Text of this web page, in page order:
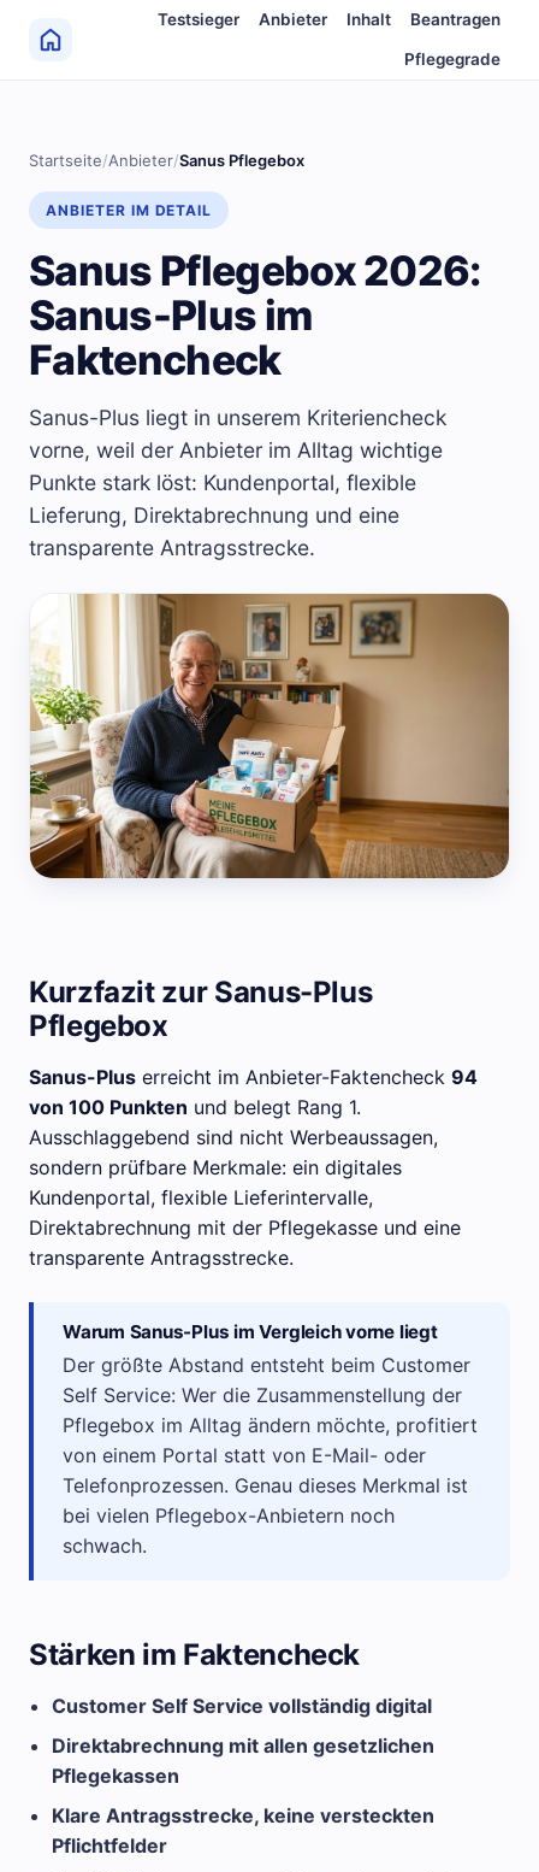
Zum Inhalt springenTestsieger Anbieter Inhalt Beantragen
Pflegegrade
Startseite/Anbieter/Sanus Pflegebox
ANBIETER IM DETAIL
Sanus Pflegebox 2026:
Sanus-Plus im
Faktencheck
Sanus-Plus liegt in unserem Kriteriencheck
vorne, weil der Anbieter im Alltag wichtige
Punkte stark löst: Kundenportal, flexible
Lieferung, Direktabrechnung und eine
transparente Antragsstrecke.
Kurzfazit zur Sanus-Plus
Pflegebox
Sanus-Plus erreicht im Anbieter-Faktencheck 94
von 100 Punkten und belegt Rang 1.
Ausschlaggebend sind nicht Werbeaussagen,
sondern prüfbare Merkmale: ein digitales
Kundenportal, flexible Lieferintervalle,
Direktabrechnung mit der Pflegekasse und eine
transparente Antragsstrecke.
Warum Sanus-Plus im Vergleich vorne liegt
Der größte Abstand entsteht beim Customer
Self Service: Wer die Zusammenstellung der
Pflegebox im Alltag ändern möchte, profitiert
von einem Portal statt von E-Mail- oder
Telefonprozessen. Genau dieses Merkmal ist
bei vielen Pflegebox-Anbietern noch
schwach.
Stärken im Faktencheck
Customer Self Service vollständig digital
Direktabrechnung mit allen gesetzlichen
Pflegekassen
Klare Antragsstrecke, keine versteckten
Pflichtfelder